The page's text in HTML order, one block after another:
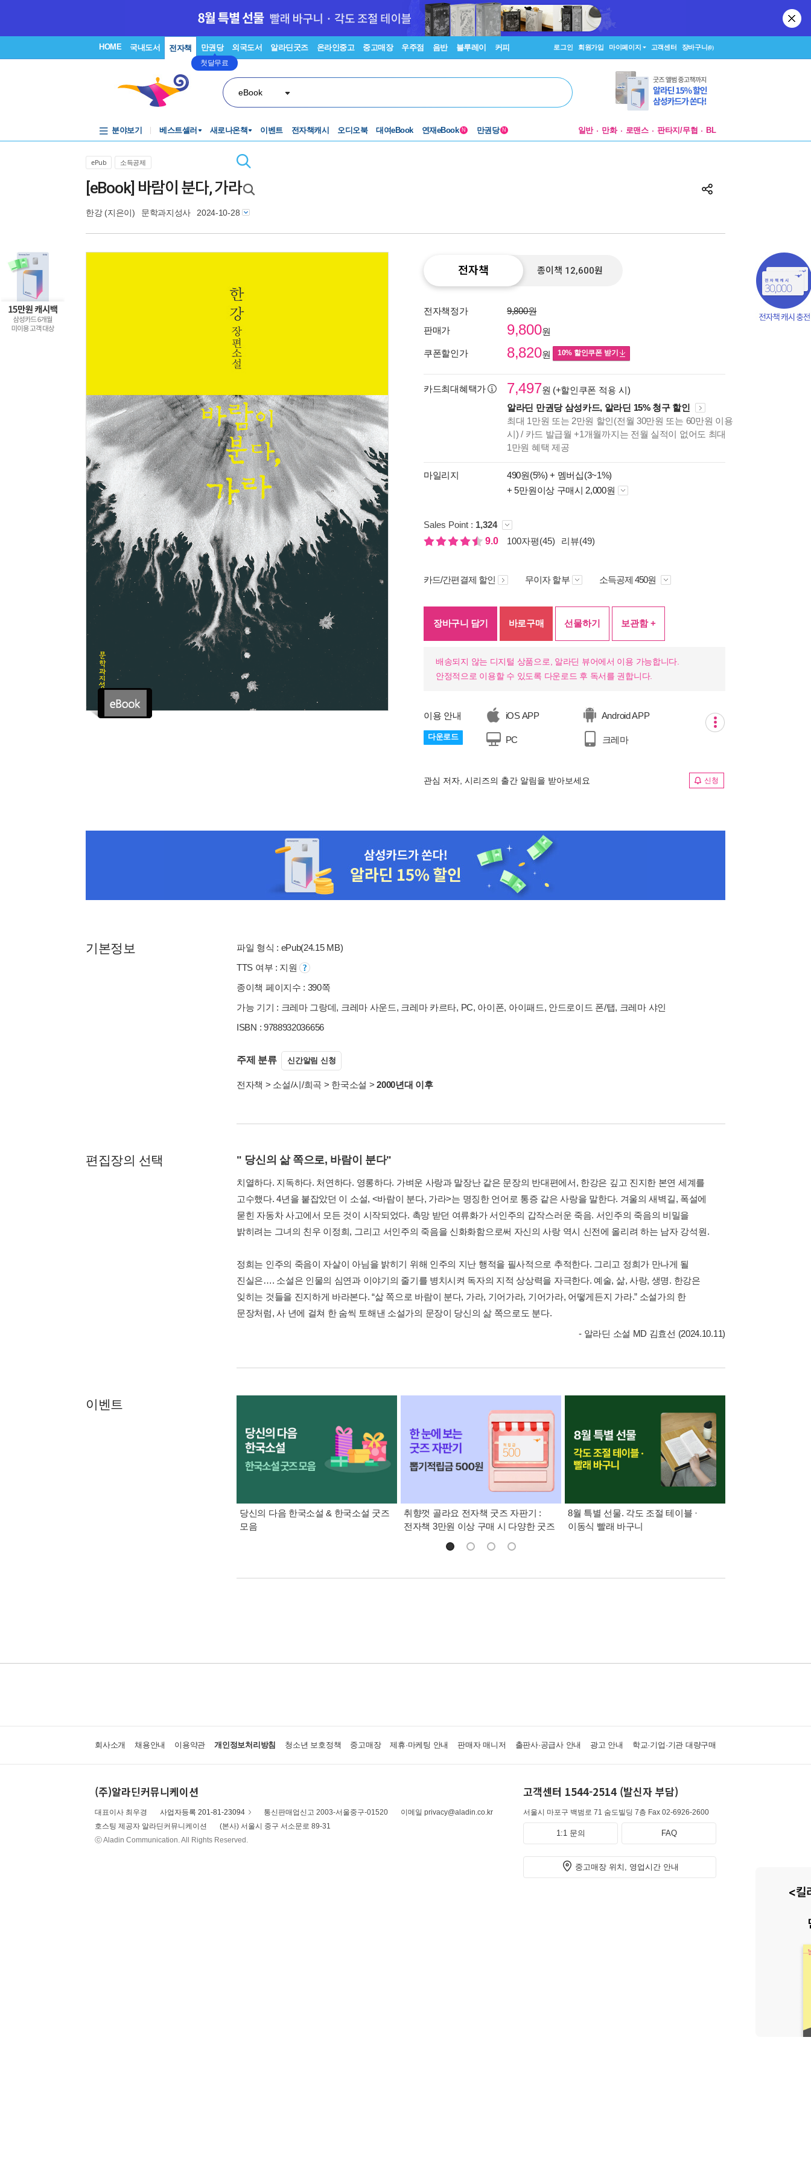
HOME 국내도서 전자책 만권당
첫달무료
외국도서 알라딘굿즈 온라인중고 중고매장 우주점 음반 블루레이 커피 로그인 회원가입 마이페이지 고객센터 장바구니(0)
eBook
분야보기 베스트셀러 새로나온책 이벤트 전자책캐시 오디오북 대여eBook 연재eBook N 만권당 N 일반 만화 로맨스 판타지/무협 BL
ePub 소득공제
[eBook] 바람이 분다, 가라
한강(지은이) 문학과지성사 2024-10-28
종이책의
미리보기
입니다.
전자책 종이책 12,600원
전자책정가
9,800원
판매가
9,800원
쿠폰할인가 8,820원 10% 할인쿠폰 받기
카드최대혜택가 7,497원 (+할인쿠폰 적용 시)
알라딘 만권당 삼성카드, 알라딘 15% 청구 할인
최대 1만원 또는 2만원 할인(전월 30만원 또는 60만원 이용
시) / 카드 발급월 +1개월까지는 전월 실적이 없어도 최대
1만원 혜택 제공
마일리지 490원(5%) + 멤버십(3~1%)
+ 5만원이상 구매시 2,000원
Sales Point : 1,324
9.0
100자평(45) 리뷰(49)
카드/간편결제 할인 무이자 할부 소득공제 450원
장바구니 담기 바로구매 선물하기 보관함 +
배송되지 않는 디지털 상품으로, 알라딘 뷰어에서 이용 가능합니다.
안정적으로 이용할 수 있도록 다운로드 후 독서를 권합니다.
이용 안내
다운로드
iOS APP Android APP
PC 크레마
관심 저자, 시리즈의 출간 알림을 받아보세요 신청
기본정보
파일 형식 : ePub(24.15 MB)
TTS 여부 : 지원
종이책 페이지수 : 390쪽
가능 기기 : 크레마 그랑데, 크레마 사운드, 크레마 카르타, PC, 아이폰, 아이패드, 안드로이드 폰/탭, 크레마 샤인
ISBN : 9788932036656
주제 분류 신간알림 신청
전자책 > 소설/시/희곡 > 한국소설 >2000년대 이후
편집장의 선택 " 당신의 삶 쪽으로, 바람이 분다"
치열하다. 지독하다. 처연하다. 영롱하다. 가벼운 사랑과 말장난 같은 문장의 반대편에서, 한강은 깊고 진지한 본연 세계를
고수했다. 4년을 붙잡았던 이 소설, <바람이 분다, 가라>는 명징한 언어로 통증 같은 사랑을 말한다. 겨울의 새벽길, 폭설에
묻힌 자동차 사고에서 모든 것이 시작되었다. 촉망 받던 여류화가 서인주의 갑작스러운 죽음. 서인주의 죽음의 비밀을
밝히려는 그녀의 친우 이정희, 그리고 서인주의 죽음을 신화화함으로써 자신의 사랑 역시 신전에 올리려 하는 남자 강석원.
정희는 인주의 죽음이 자살이 아님을 밝히기 위해 인주의 지난 행적을 필사적으로 추적한다. 그리고 정희가 만나게 될
진실은…. 소설은 인물의 심연과 이야기의 줄기를 병치시켜 독자의 지적 상상력을 자극한다. 예술, 삶, 사랑, 생명. 한강은
잊히는 것들을 진지하게 바라본다. “삶 쪽으로 바람이 분다, 가라, 기어가라, 기어가라, 어떻게든지 가라.” 소설가의 한
문장처럼, 사 년에 걸쳐 한 숨씩 토해낸 소설가의 문장이 당신의 삶 쪽으로도 분다.
- 알라딘 소설 MD 김효선 (2024.10.11)
이벤트
당신의 다음 한국소설 & 한국소설 굿즈
모음
취향껏 골라요 전자책 굿즈 자판기 :
전자책 3만원 이상 구매 시 다양한 굿즈
8월 특별 선물. 각도 조절 테이블 ·
이동식 빨래 바구니
회사소개 채용안내 이용약관 개인정보처리방침 청소년 보호정책 중고매장 제휴·마케팅 안내 판매자 매니저 출판사·공급사 안내 광고 안내 학교·기업·기관 대량구매
(주)알라딘커뮤니케이션
대표이사 최우경 사업자등록 201-81-23094 통신판매업신고 2003-서울중구-01520
이메일 privacy@aladin.co.kr
호스팅 제공자 알라딘커뮤니케이션
(본사) 서울시 중구 서소문로 89-31
ⓒ Aladin Communication. All Rights Reserved.
고객센터 1544-2514 (발신자 부담)
서울시 마포구 백범로 71 숨도빌딩 7층 Fax 02-6926-2600
1:1 문의 FAQ
중고매장 위치, 영업시간 안내